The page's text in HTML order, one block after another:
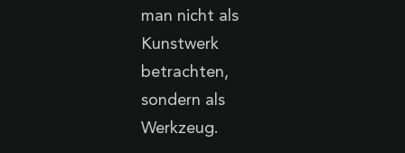
man nicht als
Kunstwerk
betrachten,
sondern als
Werkzeug.